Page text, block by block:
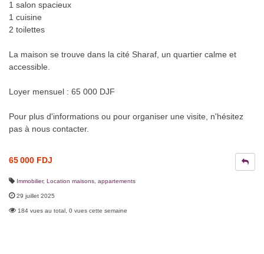
1 salon spacieux
1 cuisine
2 toilettes
La maison se trouve dans la cité Sharaf, un quartier calme et
accessible.
Loyer mensuel : 65 000 DJF
Pour plus d'informations ou pour organiser une visite, n'hésitez
pas à nous contacter.
65 000 FDJ
Immobilier, Location maisons, appartements
29 juillet 2025
184 vues au total, 0 vues cette semaine